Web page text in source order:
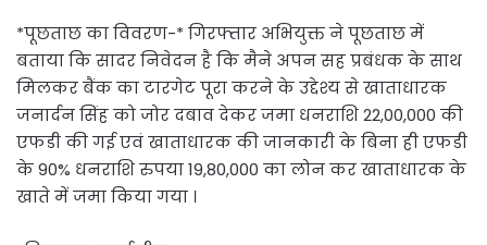
*पूछताछ का विवरण-* गिरफ्तार अभियुक्त ने पूछताछ में
बताया कि सादर निवेदन है कि मैने अपन सह प्रबंधक के साथ
मिलकर बैंक का टारगेट पूरा करने के उद्देश्य से खाताधारक
जनार्दन सिंह को जोर दबाव देकर जमा धनराशि 22,00,000 की
एफडी की गई एवं खाताधारक की जानकारी के बिना ही एफडी
के 90% धनराशि रुपया 19,80,000 का लोन कर खाताधारक के
खाते में जमा किया गया ।